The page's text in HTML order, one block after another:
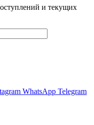
и текущих
WhatsApp Telegram